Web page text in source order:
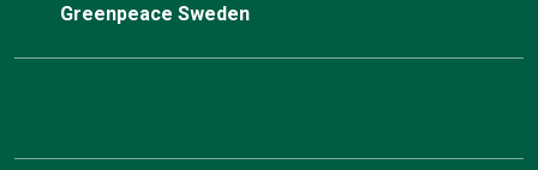
Greenpeace Sweden